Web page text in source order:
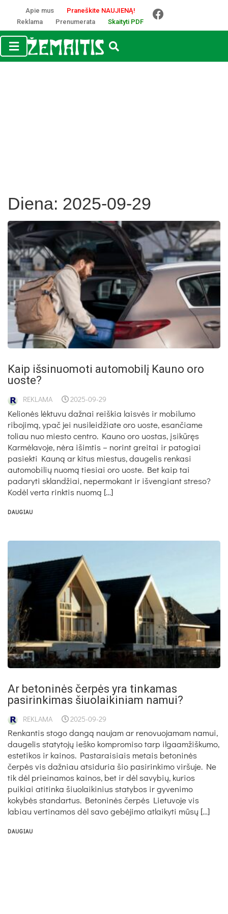
Apie mus
Praneškite NAUJIENĄ!
Reklama
Prenumerata Skaityti PDF
Diena: 2025-09-29
Kaip išsinuomoti automobilį Kauno oro
uoste?
REKLAMA 2025-09-29
Kelionės lėktuvu dažnai reiškia laisvės ir mobilumo
ribojimą, ypač jei nusileidžiate oro uoste, esančiame
toliau nuo miesto centro. Kauno oro uostas, įsikūręs
Karmėlavoje, nėra išimtis – norint greitai ir patogiai
pasiekti Kauną ar kitus miestus, daugelis renkasi
automobilių nuomą tiesiai oro uoste. Bet kaip tai
padaryti sklandžiai, nepermokant ir išvengiant streso?
Kodėl verta rinktis nuomą […]
DAUGIAU
Ar betoninės čerpės yra tinkamas
pasirinkimas šiuolaikiniam namui?
REKLAMA 2025-09-29
Renkantis stogo dangą naujam ar renovuojamam namui,
daugelis statytojų ieško kompromiso tarp ilgaamžiškumo,
estetikos ir kainos. Pastaraisiais metais betoninės
čerpės vis dažniau atsiduria šio pasirinkimo viršuje. Ne
tik dėl prieinamos kainos, bet ir dėl savybių, kurios
puikiai atitinka šiuolaikinius statybos ir gyvenimo
kokybės standartus. Betoninės čerpės Lietuvoje vis
labiau vertinamos dėl savo gebėjimo atlaikyti mūsų […]
DAUGIAU